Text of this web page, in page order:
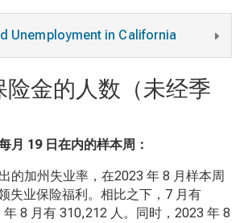
Unemployment in California
险金的人数（未经季
月 19 日在内的样本周：
的加州失业率，在2023 年 8 月样本周
失业保险福利。相比之下， 7 月有
年 8 月有 310,212 人。同时， 2023 年 8